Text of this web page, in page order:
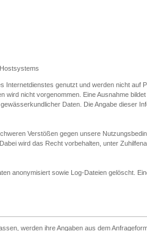
Internetdienstes genutzt und werden nicht auf
wird nicht vorgenommen. Eine Ausnahme
Daten. Die Angabe dieser
Verstößen gegen unsere
wird das Recht vorbehalten, unter
anonymisiert sowie Log-Dateien gelöscht.
werden ihre Angaben aus dem